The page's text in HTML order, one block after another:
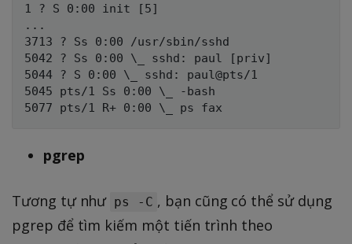
1 ? S 0:00 init [5]
...
3713 ? Ss 0:00 /usr/sbin/sshd
5042 ? Ss 0:00 \_ sshd: paul [priv]
5044 ? S 0:00 \_ sshd: paul@pts/1
5045 pts/1 Ss 0:00 \_ -bash
pgrep
Tương tự như ps -C , bạn cũng có thể sử dụng
pgrep để tìm kiếm một tiến trình theo